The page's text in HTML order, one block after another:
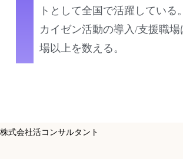
トとして全国で活躍している
カイゼン活動の導入/支援職
場以上を数える。
株式会社活コンサルタント